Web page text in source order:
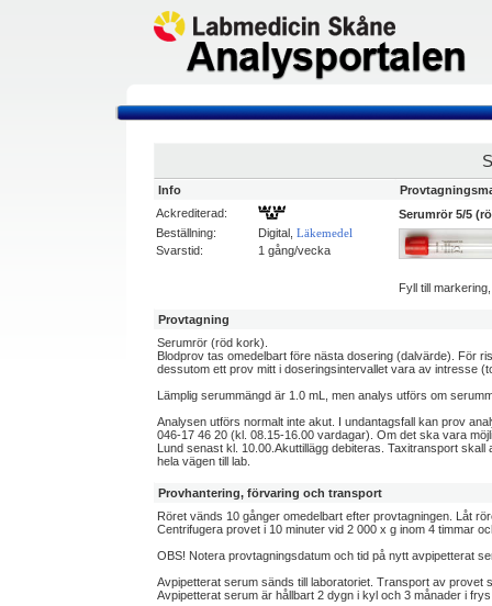
Info
Ackrediterad:
Beställning:
Digital, Läkemedel
Svarstid: 1 gång/vecka
Serumrör 5/5
Fyll till
Provtagning
Serumrör (röd kork).
Blodprov tas omedelbart före nästa dosering (dalvärde). För
dessutom ett prov mitt i doseringsintervallet vara av intresse
Lämplig serummängd är 1.0 mL, men analys utförs om
Analysen utförs normalt inte akut. I undantagsfall kan prov
046-17 46 20 (kl. 08.15-16.00 vardagar). Om det ska vara
Lund senast kl. 10.00.Akuttillägg debiteras. Taxitransport
hela vägen till lab.
Provhantering, förvaring och transport
Röret vänds 10 gånger omedelbart efter provtagningen. Låt
Centrifugera provet i 10 minuter vid 2 000 x g inom 4 timmar
OBS! Notera provtagningsdatum och tid på nytt avpipetterat
Avpipetterat serum sänds till laboratoriet. Transport av provet
Avpipetterat serum är hållbart 2 dygn i kyl och 3 månader i